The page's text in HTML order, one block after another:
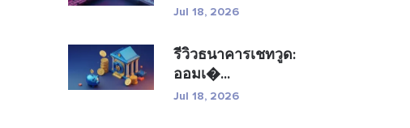
Jul 18, 2026
รีวิวธนาคารเชทวูด:
ออมเ�...
Jul 18, 2026